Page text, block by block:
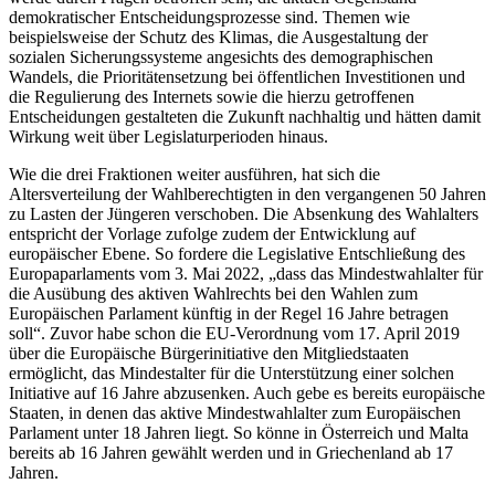
demokratischer Entscheidungsprozesse sind. Themen wie
beispielsweise der Schutz des Klimas, die Ausgestaltung der
sozialen Sicherungssysteme angesichts des demographischen
Wandels, die Prioritätensetzung bei öffentlichen Investitionen und
die Regulierung des Internets sowie die hierzu getroffenen
Entscheidungen gestalteten die Zukunft nachhaltig und hätten damit
Wirkung weit über Legislaturperioden hinaus.
Wie die drei Fraktionen weiter ausführen, hat sich die
Altersverteilung der Wahlberechtigten in den vergangenen 50 Jahren
zu Lasten der Jüngeren verschoben. Die Absenkung des Wahlalters
entspricht der Vorlage zufolge zudem der Entwicklung auf
europäischer Ebene. So fordere die Legislative Entschließung des
Europaparlaments vom 3. Mai 2022, „dass das Mindestwahlalter für
die Ausübung des aktiven Wahlrechts bei den Wahlen zum
Europäischen Parlament künftig in der Regel 16 Jahre betragen
soll“. Zuvor habe schon die EU-Verordnung vom 17. April 2019
über die Europäische Bürgerinitiative den Mitgliedstaaten
ermöglicht, das Mindestalter für die Unterstützung einer solchen
Initiative auf 16 Jahre abzusenken. Auch gebe es bereits europäische
Staaten, in denen das aktive Mindestwahlalter zum Europäischen
Parlament unter 18 Jahren liegt. So könne in Österreich und Malta
bereits ab 16 Jahren gewählt werden und in Griechenland ab 17
Jahren.